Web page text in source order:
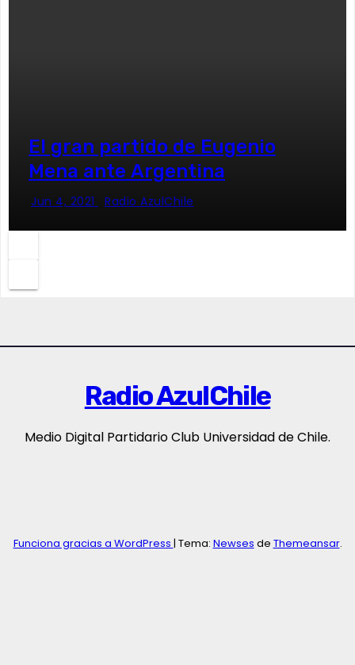
El gran partido de Eugenio
Mena ante Argentina
Jun 4, 2021 Radio AzulChile
Radio AzulChile
Medio Digital Partidario Club Universidad de Chile.
Funciona gracias a WordPress | Tema: Newses de Themeansar.